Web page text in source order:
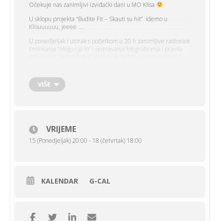
Očekuje nas zanimljivi izviđački dani u MO Klisa
U sklopu projekta “Budite Fit – Skauti su hit” idemo u
Klisuuuuuu, jeeee ….
U ponedjeljak i utorak s početkom u 20 h zanimljive radionice
šminkanja “Mogu i ja to” i poznavanja fotografiranja i pravila
U četvrak u 17h naše male sugrađane MO Klisa Ivana će
upoznati s osnovama primjene prve pomoći u prirodi.
VIŠE
VRIJEME
15 (Ponedjeljak) 20:00 - 18 (četvrtak) 18:00
KALENDAR G-CAL